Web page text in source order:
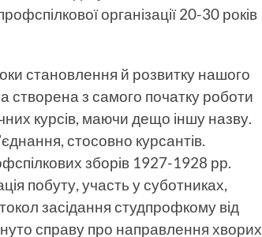
організації 20-30 років
становлення й розвитку нашого
створена з самого початку роботи
курсів, маючи дещо іншу назву.
стосовно курсантів.
зборів 1927-1928 рр.
побуту, участь у суботниках,
засідання студпрофкому від
справу про направлення хворих